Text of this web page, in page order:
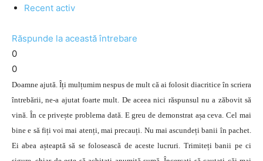
Recent activ
Răspunde la această întrebare
0
0
Doamne ajută. Îți mulțumim nespus de mult că ai folosit diacritice în scriera
întrebării, ne-a ajutat foarte mult. De aceea nici răspunsul nu a zăbovit să
vină. În ce privește problema dată. E greu de demonstrat așa ceva. Cel mai
bine e să fiți voi mai atenți, mai precauți. Nu mai ascundeți banii în pachet.
Ei abea așteaptă să se folosească de aceste lucruri. Trimiteți banii pe ci